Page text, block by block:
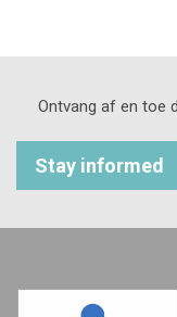
Ontvang af en toe
Stay informed